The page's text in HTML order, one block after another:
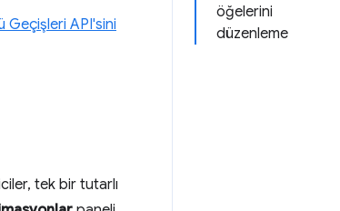
öğelerini
düzenleme
Geçişleri API'sini
tek bir tutarlı